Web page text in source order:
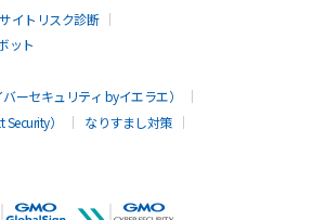
イトリスク診断
ット
ーセキュリティ byイエラエ）
）
なりすまし対策